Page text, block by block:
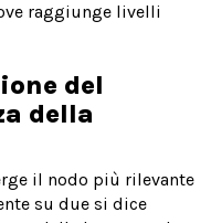
raggiunge livelli
del
della
il nodo più rilevante
su due si dice